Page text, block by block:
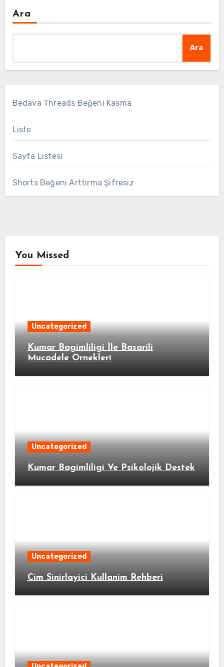
Ara
Ara
Bedava Threads Beğeni Kasma
Liste
Sayfa Listesi
Shorts Beğeni Arttırma Şifresiz
You Missed
Uncategorized
Kumar Bagimliligi İle Basarili
Mucadele Ornekleri
Uncategorized
Kumar Bagimliligi Ve Psikolojik Destek
Uncategorized
Cim Sinirlayici Kullanim Rehberi